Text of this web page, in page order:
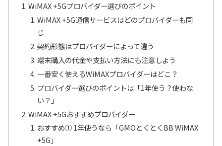
WiMAX +5Gプロバイダー選びのポイント
WiMAX +5G通信サービスはどのプロバイダーも同
じ
契約形態はプロバイダーによって違う
端末購入の代金や支払い方法にも注意しよう
一番安く使えるWiMAXプロバイダーはどこ？
プロバイダー選びのポイントは「1年使う？使わな
い？」
WiMAX +5Gおすすめプロバイダー
おすすめ① 1年使うなら「GMOとくとくBB WiMAX
+5G」